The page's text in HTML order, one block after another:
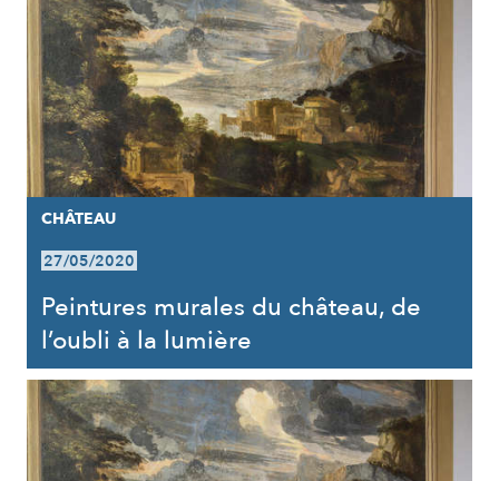
CHÂTEAU
27/05/2020
Peintures murales du château, de
l’oubli à la lumière